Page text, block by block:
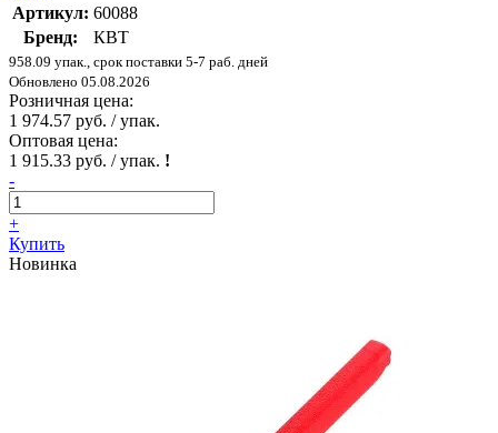
Артикул: 60088
Бренд:
КВТ
958.09 упак., срок поставки 5-7 раб. дней
Обновлено 05.08.2026
Розничная цена:
1 974.57 руб. / упак.
Оптовая цена:
1 915.33 руб. / упак. !
-
+
Купить
Новинка